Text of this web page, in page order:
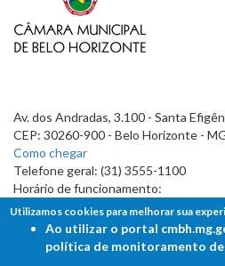
Av. dos Andradas, 3.100 - Santa
CEP: 30260-900 - Belo Horizonte -
Como chegar
Telefone geral: (31) 3555-1100
Horário de funcionamento:
7h às 19h
Utilizamos cookies para melhorar sua
Ao utilizar o portal
política de monitoramento